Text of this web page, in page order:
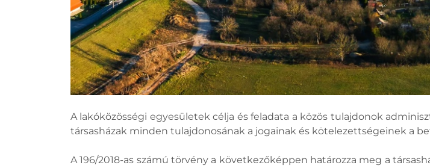
A lakóközösségi egyesületek célja és feladata a közös tulajdonok
társasházak minden tulajdonosának a jogainak és kötelezettségeinek a
A 196/2018-as számú törvény a következőképpen határozza meg a